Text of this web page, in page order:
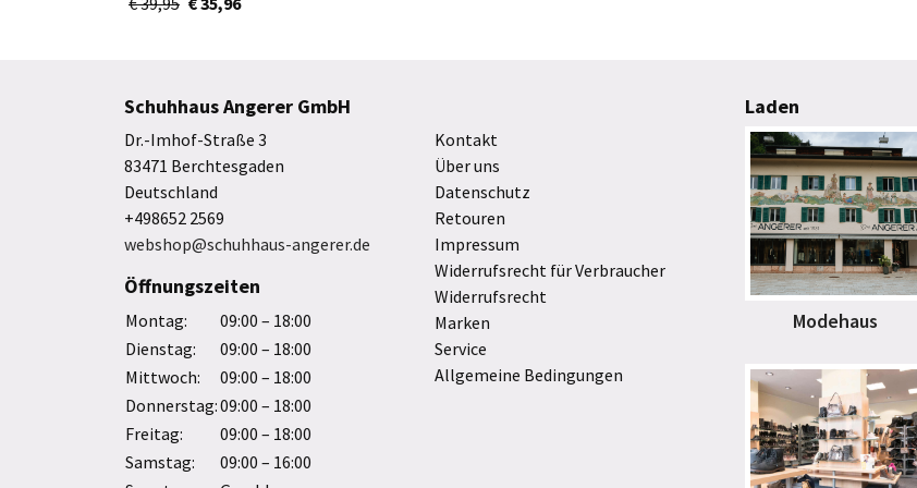
Blau/White
Schuhhaus Angerer GmbH
Dr.-Imhof-Straße 3
83471 Berchtesgaden
Deutschland
+498652 2569
webshop@schuhhaus-angerer.de
Öffnungszeiten
Montag:
09:00 – 18:00
Dienstag:
09:00 – 18:00
Mittwoch:
09:00 – 18:00
Donnerstag:09:00 – 18:00
Freitag:
09:00 – 18:00
Samstag:
09:00 – 16:00
Kontakt
Über uns
Datenschutz
Retouren
Impressum
Widerrufsrecht für Verbraucher
Widerrufsrecht
Marken
Service
Allgemeine Bedingungen
Laden
Modehaus